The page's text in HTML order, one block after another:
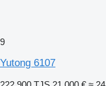
9
Yutong 6107